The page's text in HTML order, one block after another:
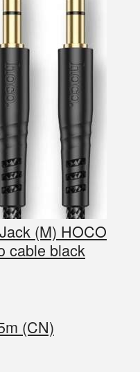
(M) HOCO
cable black
(CN)